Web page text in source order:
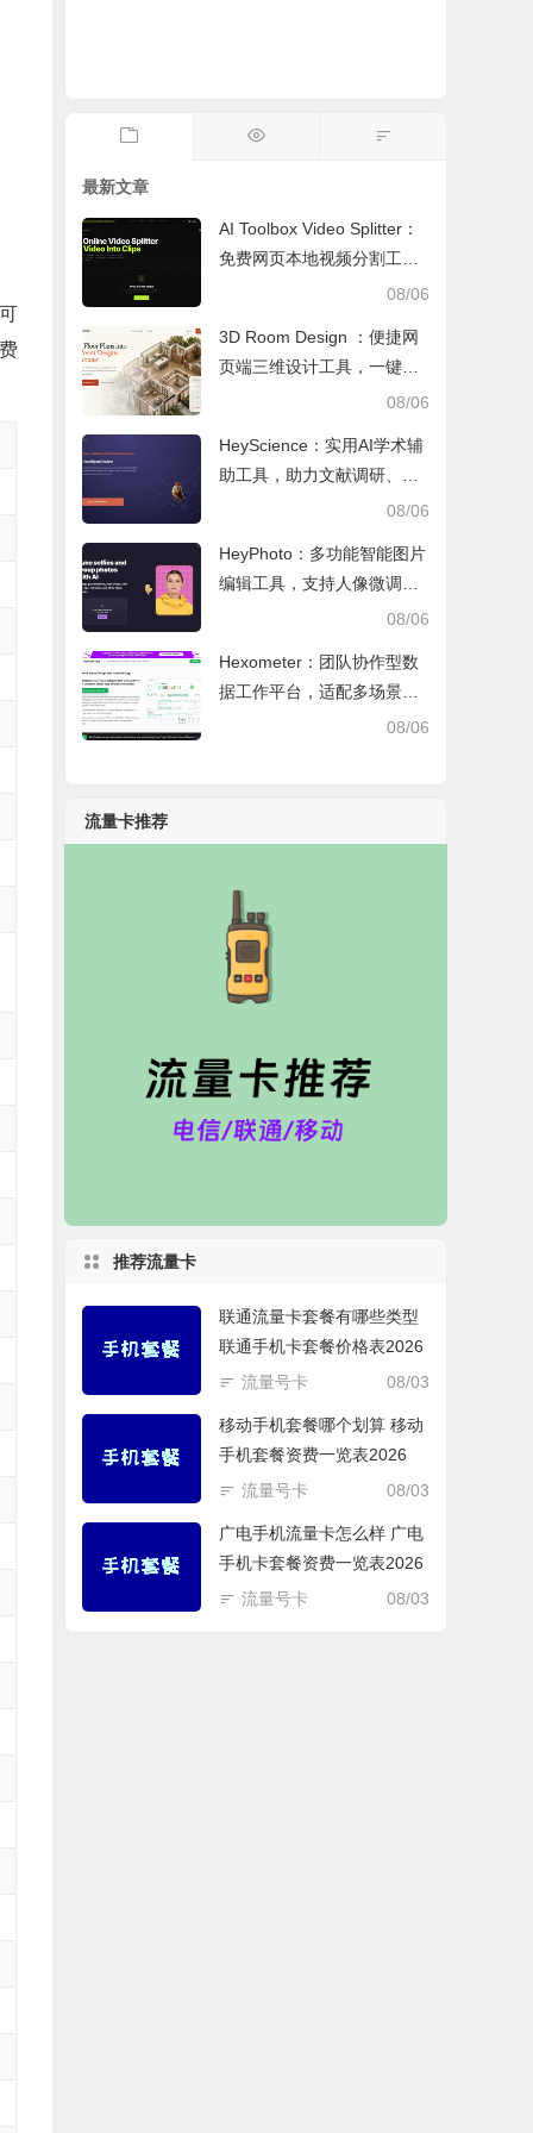
最新文章
AI Toolbox Video Splitter：
免费网页本地视频分割工
具，多模式裁切高清视频且
08/06
3D Room Design ：便捷网
页端三维设计工具，一键户
型建模、实时改色布景助力
08/06
HeyScience：实用AI学术辅
助工具，助力文献调研、论
文审阅与日常学业研究工作
08/06
HeyPhoto：多功能智能图片
编辑工具，支持人像微调、
艺术创作与日常隐私防护08/06
Hexometer：团队协作型数
据工作平台，适配多场景数
据分析、高效办公与企业安
08/06
流量卡推荐
推荐流量卡
联通流量卡套餐有哪些类型
联通手机卡套餐价格表2026
08/03
流量号卡
移动手机套餐哪个划算 移动
手机套餐资费一览表2026
08/03
流量号卡
广电手机流量卡怎么样 广电
手机卡套餐资费一览表2026
08/03
流量号卡